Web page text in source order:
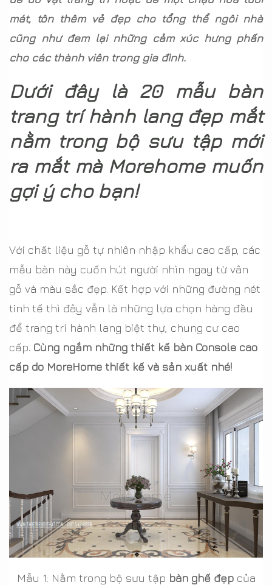
mát, tôn thêm vẻ đẹp cho tổng thể ngôi nhà
cũng như đem lại những cảm xúc hưng phấn
cho các thành viên trong gia đình.
Dưới đây là 20 mẫu bàn
trang trí hành lang đẹp mắt
nằm trong bộ sưu tập mới
ra mắt mà Morehome muốn
gợi ý cho bạn!
Với chất liệu gỗ tự nhiên nhập khẩu cao cấp, các
mẫu bàn này cuốn hút người nhìn ngay từ vân
gỗ và màu sắc đẹp. Kết hợp với những đường nét
tinh tế thì đây vẫn là những lựa chọn hàng đầu
để trang trí hành lang biệt thự, chung cư cao
cấp. Cùng ngắm những thiết kế bàn Console cao
cấp do MoreHome thiết kế và sản xuất nhé!
Mẫu 1: Nằm trong bộ sưu tập bàn ghế đẹpcủa